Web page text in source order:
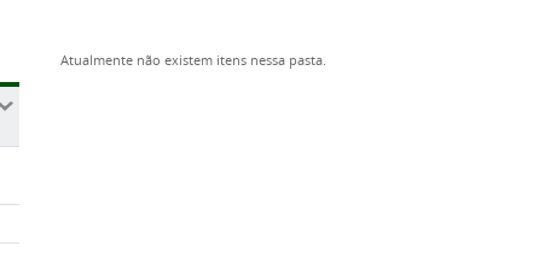
Atualmente não existem itens nessa pasta.